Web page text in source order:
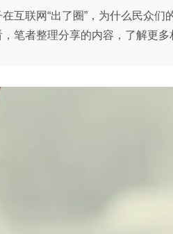
互联网“出了圈”，为什么民众
笔者整理分享的内容，了解更多